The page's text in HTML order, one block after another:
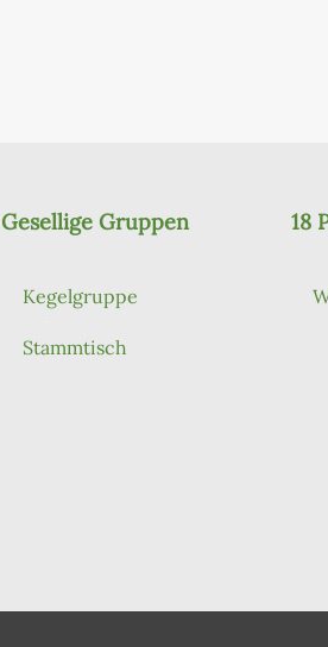
Gesellige Gruppen
Kegelgruppe
Stammtisch
18